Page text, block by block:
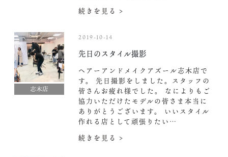
続きを見る >
志木店
2019-10-14
先日のスタイル撮影
ヘアーアンドメイクアズール志木店で
す。 先日撮影をしました。スタッフの
皆さんお疲れ様でした。 なによりもご
協力いただけたモデルの皆さま本当に
ありがとうございます。 いいスタイル
作れる店として頑張りたい…
続きを見る >